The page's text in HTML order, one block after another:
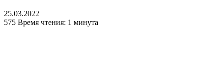
25.03.2022
575 Время чтения: 1 минута